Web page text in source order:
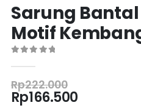
Sarung Bantal
Motif
Rp222.000
Rp166.500